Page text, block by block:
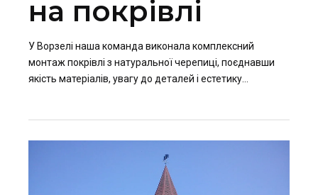
на покрівлі
У Ворзелі наша команда виконала комплексний
монтаж покрівлі з натуральної черепиці, поєднавши
якість матеріалів, увагу до деталей і естетику